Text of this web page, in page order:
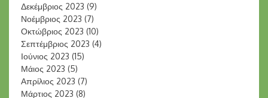
Δεκέμβριος 2023 (9)
Νοέμβριος 2023 (7)
Οκτώβριος 2023 (10)
Σεπτέμβριος 2023 (4)
Ιούνιος 2023 (15)
Μάιος 2023 (5)
Απρίλιος 2023 (7)
Μάρτιος 2023 (8)